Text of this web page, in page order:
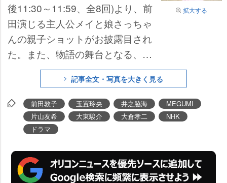
拡大する
後11:30～11:59、全8回)より、前
田演じる主人公メイと娘さっちゃ
んの親子ショットがお披露目され
た。また、物語の舞台となる、誰
もが夢中になった某ロールプレイ
ングゲーム(RPG )をほうふつとさ
せる世界観を表現したメインビジ
ュアルも完成。玉置玲央 、井之脇
、 MEGUMI
発表された。
記事全文・写真を大きく見る
前田敦子 玉置玲央 井之脇海
MEGUMI
片山友希
大東駿介 大倉孝二
NHK
ドラマ